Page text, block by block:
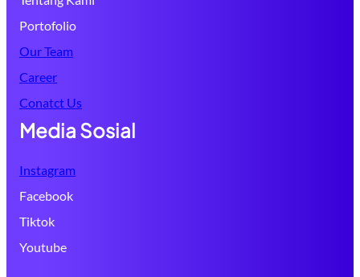
Portofolio
Our Team
Career
Conatct Us
Media Sosial
Instagram
Facebook
Tiktok
Youtube